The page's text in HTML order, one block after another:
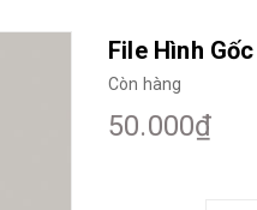
File Hình
Còn hàng
50.000₫